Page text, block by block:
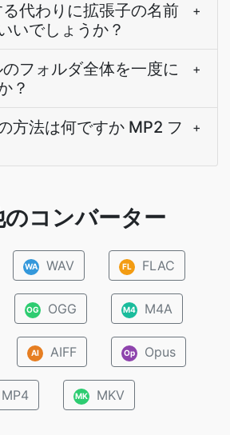
代わりに拡張子の名前
いでしょうか？
+
フォルダ全体を一度に
？
+
方法は何ですか MP2 フ
+
のコンバーター
WA WAV FL FLAC
OG OGG M4 M4A
AI AIFF Op Opus
MP4 MK MKV